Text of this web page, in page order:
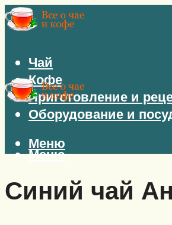
Чай
Кофе
Приготовление и
Оборудование и
Меню
Меню
Синий чай